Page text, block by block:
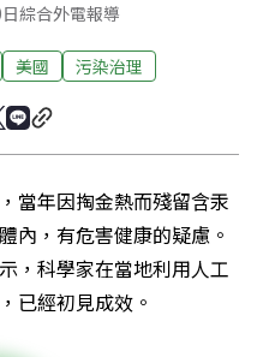
綜合外電報導
美國 污染治理
當年因掏金熱而殘留含汞
內，有危害健康的疑慮。
，科學家在當地利用人工
已經初見成效。